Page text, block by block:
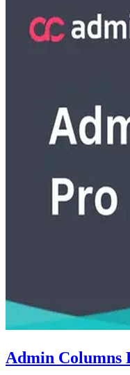
Admin Columns